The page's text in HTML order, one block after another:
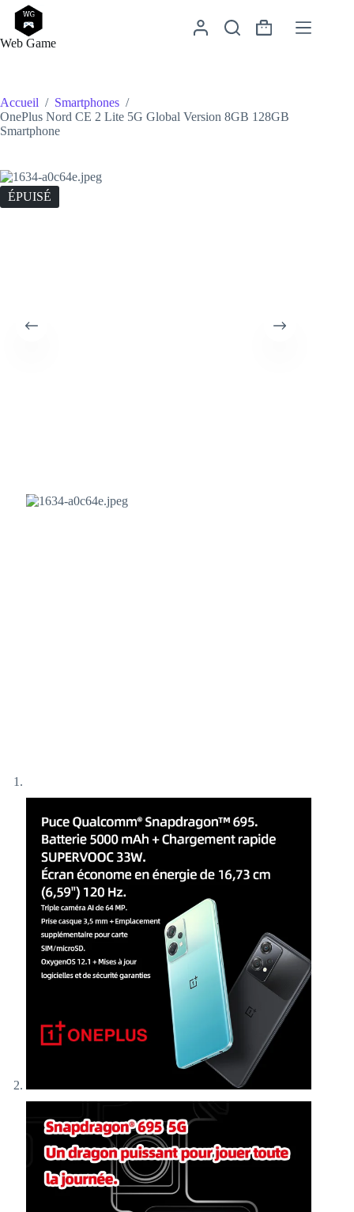
Passer
contenu
Web Game
Panier
Accueil / Smartphones /
OnePlus Nord CE 2 Lite 5G Global Version 8GB 128GB
Smartphone
ÉPUISÉ